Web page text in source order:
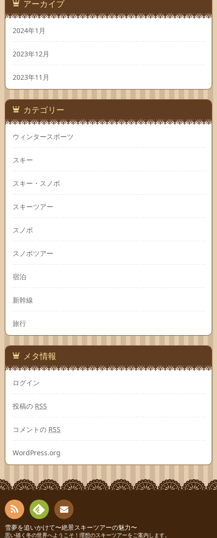
アーカイブ
2024年1月
2023年12月
2023年11月
カテゴリー
ウィンタースポーツ
スキー
スキー・スノボ
スキーツアー
スノボ
スノボツアー
宿泊
新幹線
旅行
メタ情報
ログイン
投稿の RSS
コメントの RSS
WordPress.org
RSS Fee お問
雪夢を追いかけて〜絶景スキーツアーの魅力〜
思い描く冬の世界へようこそ！理想のスキーツアーをご案内します。